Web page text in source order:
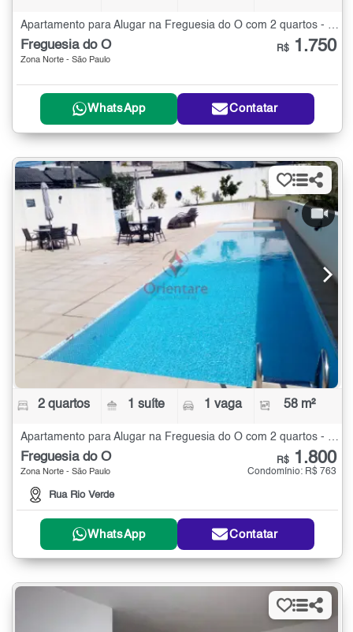
Freguesia do Ó
Zona Norte - São Paulo
R$ 1.750
WhatsApp Contatar
2 quartos 1 suíte 1 vaga 58 m²
Apartamento para Alugar na Freguesia do Ó com 2 quartos - 58 m²
Freguesia do Ó
Zona Norte - São Paulo
Rua Rio Verde
R$ 1.800
Condomínio: R$ 763
WhatsApp Contatar